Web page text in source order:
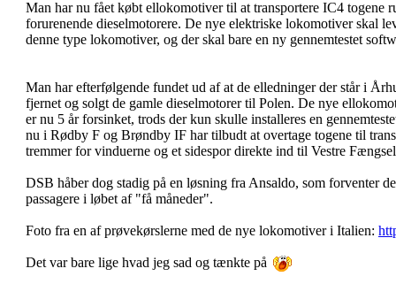
Man har nu fået købt ellokomotiver til at transportere IC4 togene
forurenende dieselmotorere. De nye elektriske lokomotiver skal
denne type lokomotiver, og der skal bare en ny gennemtestet
Man har efterfølgende fundet ud af at de elledninger der står i
fjernet og solgt de gamle dieselmotorer til Polen. De nye
er nu 5 år forsinket, trods der kun skulle installeres en
nu i Rødby F og Brøndby IF har tilbudt at overtage togene til
tremmer for vinduerne og et sidespor direkte ind til Vestre
DSB håber dog stadig på en løsning fra Ansaldo, som forventer
passagere i løbet af "få måneder".
Foto fra en af prøvekørslerne med de nye lokomotiver i Italien:
Det var bare lige hvad jeg sad og tænkte på